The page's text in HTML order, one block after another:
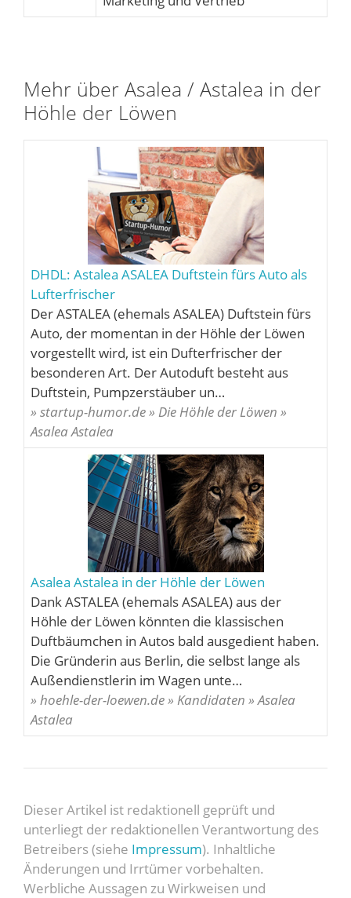
Mehr über Asalea / Astalea in der
Höhle der Löwen
DHDL: Astalea ASALEA Duftstein fürs Auto als
Lufterfrischer
Der ASTALEA (ehemals ASALEA) Duftstein fürs
Auto, der momentan in der Höhle der Löwen
vorgestellt wird, ist ein Dufterfrischer der
besonderen Art. Der Autoduft besteht aus
Duftstein, Pumpzerstäuber un…
» startup-humor.de » Die Höhle der Löwen »
Asalea Astalea
Asalea Astalea in der Höhle der Löwen
Dank ASTALEA (ehemals ASALEA) aus der
Höhle der Löwen könnten die klassischen
Duftbäumchen in Autos bald ausgedient haben.
Die Gründerin aus Berlin, die selbst lange als
Außendienstlerin im Wagen unte…
» hoehle-der-loewen.de » Kandidaten » Asalea
Astalea
Dieser Artikel ist redaktionell geprüft und
unterliegt der redaktionellen Verantwortung des
Betreibers (siehe Impressum). Inhaltliche
Änderungen und Irrtümer vorbehalten.
Werbliche Aussagen zu Wirkweisen und